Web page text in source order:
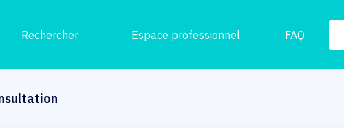
Rechercher Espace professionnel FAQ